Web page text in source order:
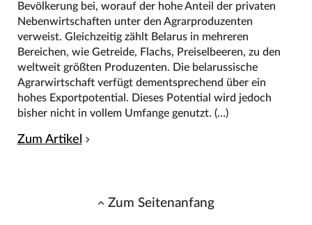
Bevölkerung bei, worauf der hohe Anteil der privaten
Nebenwirtschaften unter den Agrarproduzenten
verweist. Gleichzeitig zählt Belarus in mehreren
Bereichen, wie Getreide, Flachs, Preiselbeeren, zu den
weltweit größten Produzenten. Die belarussische
Agrarwirtschaft verfügt dementsprechend über ein
hohes Exportpotential. Dieses Potential wird jedoch
bisher nicht in vollem Umfange genutzt. (…)
Zum Artikel
Zum Seitenanfang